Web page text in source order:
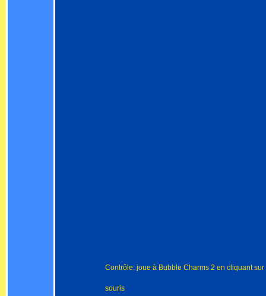
Contrôle: joue à Bubble Charms 2 en cliquant
souris